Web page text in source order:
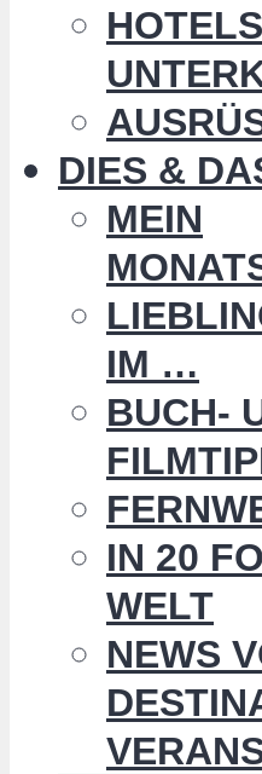
DIES &
MEIN
IM …
BUCH-
IN 20
WELT
NEWS